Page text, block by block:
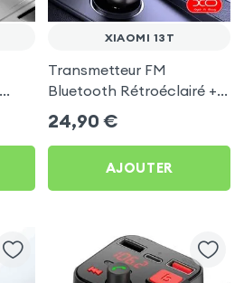
XIAOMI 13T
Transmetteur FM
Bluetooth Rétroéclairé +
Chargeur Voiture USB C
et USB - XO
24,90 €
AJOUTER